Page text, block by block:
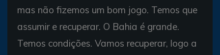
mas não fizemos um bom jogo. Temos que
assumir e recuperar. O Bahia é grande.
Temos condições. Vamos recuperar, logo a